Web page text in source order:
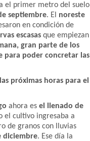
el primer metro del suelo
septiembre. El noreste
en condición de
escasas que empiezan
gran parte de los
para poder concretar las
próximas horas para el
ahora es el llenado de
el cultivo ingresaba a
de granos con lluvias
diciembre. Ese día la